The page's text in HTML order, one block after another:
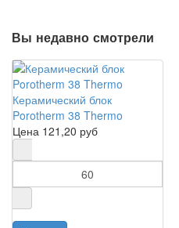
Вы недавно смотрели
Керамический блок
Porotherm 38 Thermo
Цена 121,20 руб